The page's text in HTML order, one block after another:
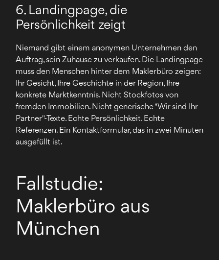
6. Landingpage, die
Persönlichkeit zeigt
Niemand gibt einem anonymen Unternehmen den
Auftrag, sein Zuhause zu verkaufen. Die Landingpage
muss den Menschen hinter dem Maklerbüro zeigen:
Ihr Gesicht, Ihre Geschichte in der Region, Ihre
konkrete Marktkenntnis. Nicht Stockfotos von
fremden Immobilien. Nicht generische "Wir sind Ihr
Partner"-Texte. Echte Persönlichkeit. Echte
Referenzen. Ein Kontaktformular, das in zwei Minuten
ausgefüllt ist.
Fallstudie:
Maklerbüro aus
München